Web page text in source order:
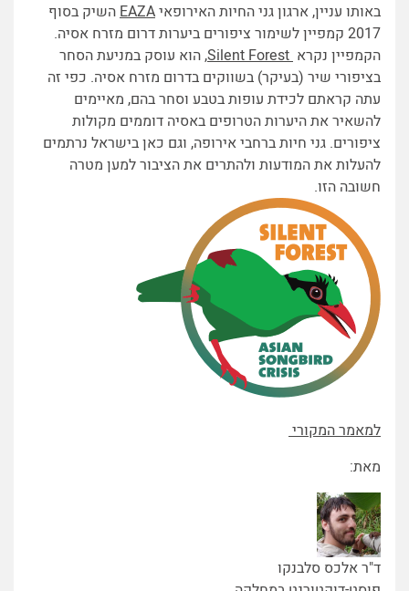
באותו עניין, ארגון גני החיות האירופאיEAZAהשיק בסוף
2017 קמפיין לשימור ציפורים ביערות דרום מזרח אסיה.
הקמפיין נקרא Silent Forest, הוא עוסק במניעת הסחר
בציפורי שיר (בעיקר) בשווקים בדרום מזרח אסיה. כפי זה
עתה קראתם לכידת עופות בטבע וסחר בהם, מאיימים
להשאיר את היערות הטרופים באסיה דוממים מקולות
ציפורים. גני חיות ברחבי אירופה, וגם כאן בישראל נרתמים
להעלות את המודעות ולהתרים את הציבור למען מטרה
חשובה הזו.
למאמר המקורי
מאת:
ד"ר אלכס סלבנקו